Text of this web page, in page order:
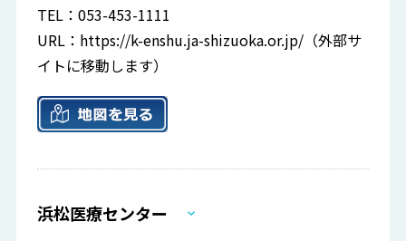
TEL：053-453-1111
URL： https://k-enshu.ja-shizuoka.or.jp/ （外部サ
イトに移動します）
浜松医療センター